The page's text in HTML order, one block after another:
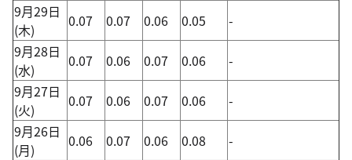
9月29日
(木)
0.07 0.07 0.06 0.05
-
9月28日
(水)
0.07 0.06 0.07 0.06
-
9月27日
(火)
0.07 0.06 0.07 0.06
-
9月26日
(月)
0.06 0.07 0.06 0.08
-